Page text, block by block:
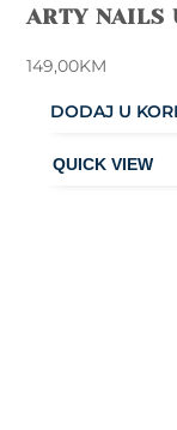
ARTY NAILS
149,00KM
DODAJ U